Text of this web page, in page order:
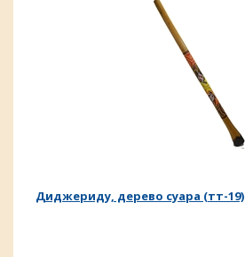
Диджериду, дерево суара (тт-19)